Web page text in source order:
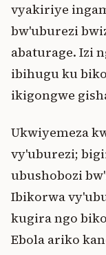
vyakiriye
bw'uburezi
abaturage. Izi
ibihugu ku
ikigongwe
Ukwiyemeza
vy'uburezi;
ubushobozi
Ibikorwa
kugira ngo
Ebola ariko